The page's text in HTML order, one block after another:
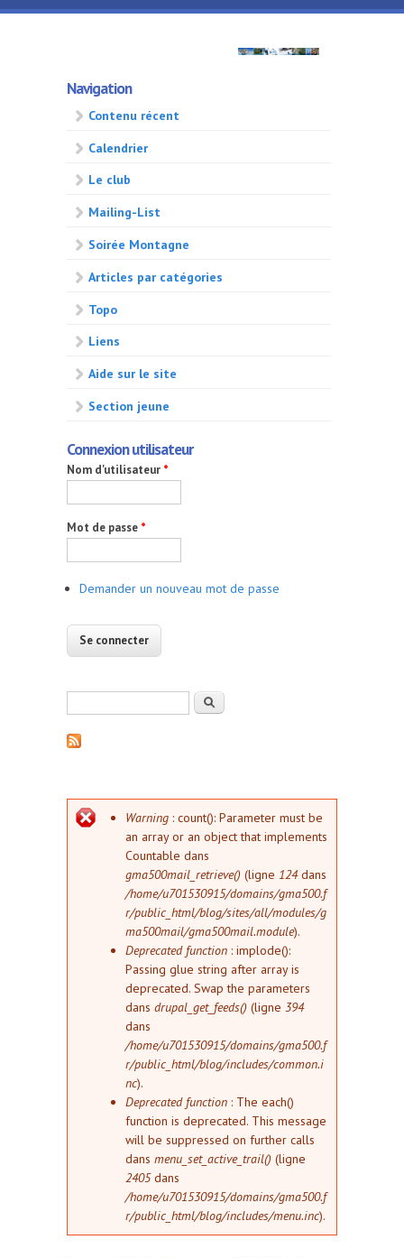
Aller au contenu principal
GMA
500
Navigation
Contenu récent
Calendrier
Le club
Mailing-List
Soirée Montagne
Articles par catégories
Topo
Liens
Aide sur le site
Section jeune
Connexion utilisateur
Nom d'utilisateur *
Mot de passe *
Demander un nouveau mot de passe
Formulaire de rechercheRechercher
Message d'erreur
Warning : count(): Parameter must be
an array or an object that implements
Countable dans
gma500mail_retrieve() (ligne 124dans
/home/u701530915/domains/gma500.f
r/public_html/blog/sites/all/modules/g
ma500mail/gma500mail.module).
Deprecated function : implode():
Passing glue string after array is
deprecated. Swap the parameters
dans drupal_get_feeds() (ligne 394
dans
/home/u701530915/domains/gma500.f
r/public_html/blog/includes/common.i
nc).
Deprecated function : The each()
function is deprecated. This message
will be suppressed on further calls
dans menu_set_active_trail() (ligne
2405dans
/home/u701530915/domains/gma500.f
r/public_html/blog/includes/menu.inc).